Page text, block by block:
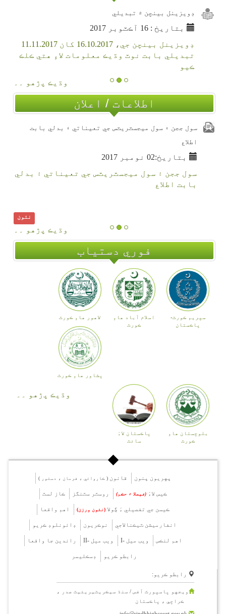
ڊويزينل بينچن ۾ تبديلي
بتاريخ : 16 آڪٽوبر 2017
ڊويزينل بينچن جي، 16.10.2017 کان 11.11.2017
تبديلي بابت نوٽ وڌيڪ معلومات لاءِ هتي ڪلڪ
ڪيو
وڌيڪ پڙهو ۔۔
اطلاعات / اعلان
سول ججن ۽ سول ميجسٽريٽس جي تعيناتي ۽ بدلي بابت
اطلاع
بتاريخ:02 نومبر 2017
سول ججن ۽ سول ميجسٽريٽس جي تعيناتي ۽ بدلي
بابت اطلاع
نئون
وڌيڪ پڙهو ۔۔
فوري دستياب
سپريم ڪورٽ-
پاڪستان
اسلام آباد هاءِ
ڪورٽ
لاهور هاءِ ڪورٽ
پشاور هاءِ ڪورٽ
بلوچستان هاءِ
ڪورٽ
پاڪستان لاءَ
سائٽ
وڌيڪ پڙهو ۔۔
پهريون پنون قانون( ڪاروائي ، فرمان ، دستور )
ڪيس لاءَ(فيصلا ۽ حڪم) روسٽر سٽنگز ڪاز لسٽ
ڪيسن جي تفصيلي ءَ ڳولا(نئون ورزن) اهم واقعا
انفارميشن ٽيڪنالاجي نوڪريون ڊائونلوڊ ڪريو
اهم لنڪس ويب ميل -I ويب ميل -II راندين جا واقعا
رابطو ڪريو ڊسڪليمر
رابطو ڪريو:
ويجهو پاسپورٽ آفس / سنڌ سيڪريٽيريئيٽ صدر ،
ڪراچي ، پاڪستان